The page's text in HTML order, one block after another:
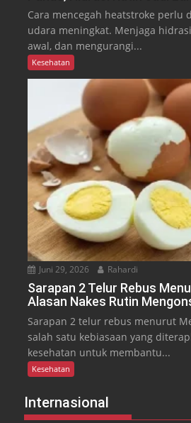
Cara mencegah heatstroke perlu
udara meningkat. Menjaga
awal, dan mengurangi...
Kesehatan
Juni 29, 2026 Rahardi
Sarapan 2 Telur Rebus
Alasan Nakes Rutin
Sarapan 2 telur rebus menurut
salah satu kebiasaan yang
kesehatan untuk membantu...
Kesehatan
Internasional